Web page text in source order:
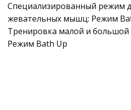
Специализированный режим
жевательных мышц: Режим
Тренировка малой и
Режим Bath Up